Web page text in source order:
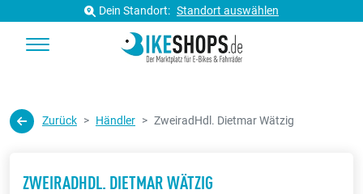
Dein Standort: Standort auswählen
Zurück Händler ZweiradHdl. Dietmar Wätzig
ZWEIRADHDL. DIETMAR WÄTZIG